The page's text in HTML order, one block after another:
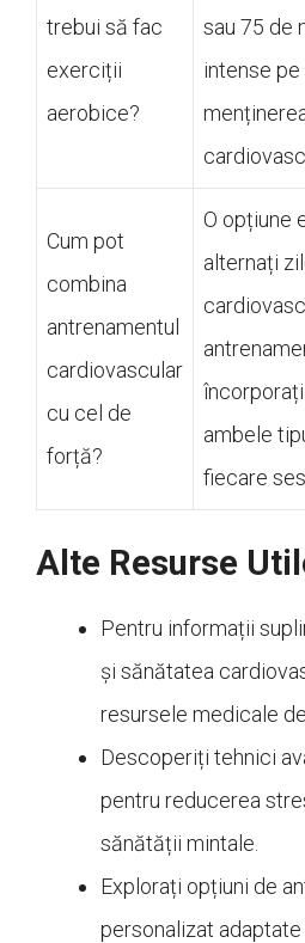
trebui să fac
exerciții
aerobice?
sau 75 de
intense
Cum pot
combina
antrenamentul
cardiovascular
cu cel de
forță?
O opțiune
alternați
ambele
fiecare
Alte Resurse
Pentru informații
și sănătatea
resursele medicale
Descoperiți tehnici
pentru reducerea
sănătății mintale.
Explorați opțiuni de
personalizat